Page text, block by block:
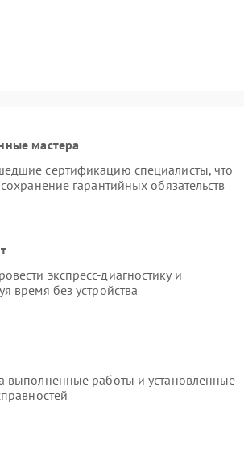
мастера
сертификацию специалисты, что
гарантийных обязательств
экспресс-диагностику и
время без устройства
выполненные работы и установленные